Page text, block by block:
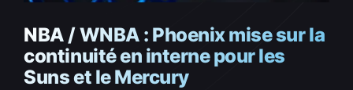
NBA / WNBA : Phoenix mise sur la
continuité en interne pour les
Suns et le Mercury